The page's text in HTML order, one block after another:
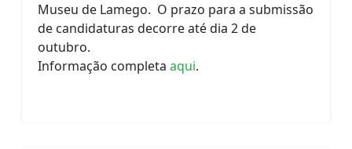
Museu de Lamego. O prazo para a submissão
de candidaturas decorre até dia 2 de
outubro.
Informação completa aqui.